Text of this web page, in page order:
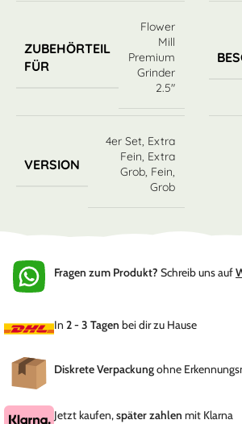
ZUBEHÖRTEIL
FÜR
Flower
Mill
Premium
Grinder
2.5″
VERSION
4er Set, Extra
Fein, Extra
Grob, Fein,
Grob
Fragen zum Produkt? Schreib uns auf
In 2 - 3 Tagen bei dir zu Hause
Diskrete Verpackungohne
Jetzt kaufen,später zahlen mit Klarna